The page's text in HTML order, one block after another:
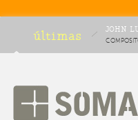
últimas JOHN
COMO